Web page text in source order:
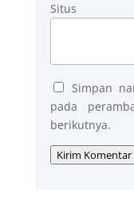
Simpan
pada
berikutnya.
Kirim Komentar